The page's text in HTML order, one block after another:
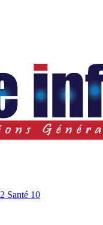
2 Santé 10